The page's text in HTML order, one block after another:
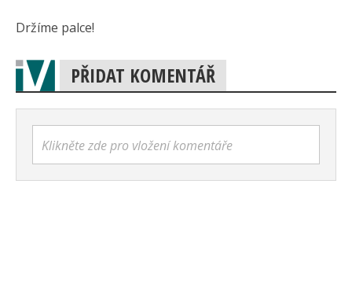
Držíme palce!
PŘIDAT KOMENTÁŘ
Klikněte zde pro vložení komentáře